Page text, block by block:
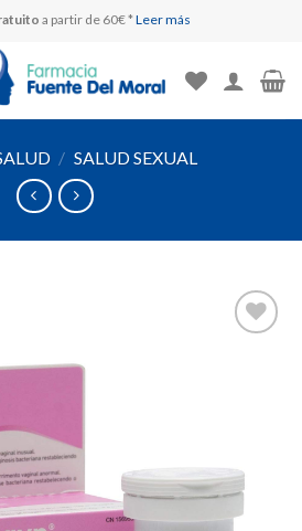
a partir de 60€ * Leer más
/ SALUD SEXUAL